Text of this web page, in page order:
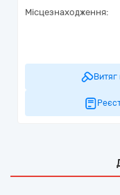
Місцезнаходження:
Витяг